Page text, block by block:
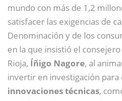
mundo con más de 1,2
satisfacer las exigencias de
Denominación y de los
en la que insistió el
Rioja, Íñigo Nagore, al
invertir en investigación
innovaciones técnicas,